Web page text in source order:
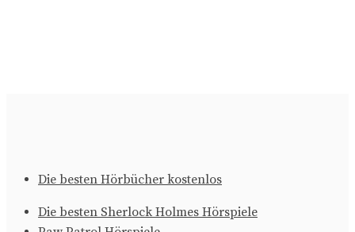
Die besten Hörbücher kostenlos
Die besten Sherlock Holmes Hörspiele